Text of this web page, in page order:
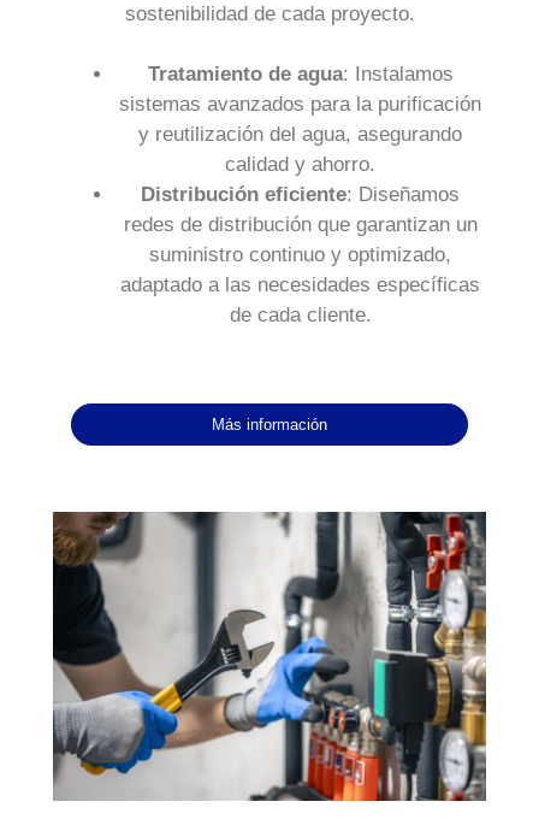
sostenibilidad de cada proyecto.
Tratamiento de agua: Instalamos
sistemas avanzados para la purificación
y reutilización del agua, asegurando
calidad y ahorro.
Distribución eficiente: Diseñamos
redes de distribución que garantizan un
suministro continuo y optimizado,
adaptado a las necesidades específicas
de cada cliente.
Más información